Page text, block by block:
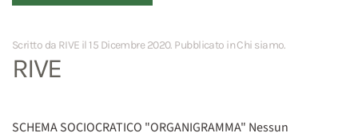
Scritto da RIVE il 15 Dicembre 2020. Pubblicato inChi siamo.
RIVE
SCHEMA SOCIOCRATICO "ORGANIGRAMMA" Nessun